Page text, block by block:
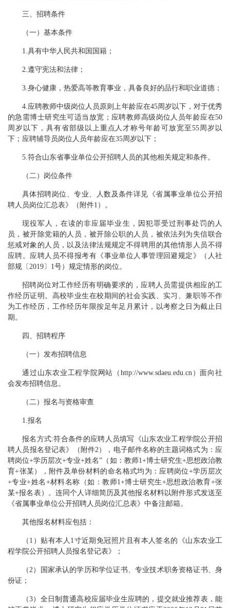
三、招聘条件
（一）基本条件
1.具有中华人民共和国国籍；
2.遵守宪法和法律；
3.身心健康，热爱高等教育事业，具备良好的品行和职业道德；
4.应聘教师中级岗位人员原则上年龄应在45周岁以下，对于优秀
的急需博士研究生可适当放宽；应聘教师高级岗位人员年龄应在50
周岁以下，具有省部级以上重点人才称号年龄可放宽至55周岁以
下；应聘辅导员岗位人员年龄应在35周岁以下；
5.符合山东省事业单位公开招聘人员的其他相关规定和条件。
（二）岗位条件
具体招聘岗位、专业、人数及条件详见《省属事业单位公开招
聘人员岗位汇总表》（附件1）。
现役军人，在读的非应届毕业生，因犯罪受过刑事处罚的人
员，被开除党籍的人员，被开除公职的人员，被依法列为失信联合
惩戒对象的人员，以及法律法规规定不得聘用的其他情形人员不得
应聘。应聘人员不得报考有《事业单位人事管理回避规定》（人社
部规〔2019〕1号）规定情形的岗位。
招聘岗位对工作经历有明确要求的，应聘人员需提供相应的工
作经历证明。高校毕业生在校期间的社会实践、实习、兼职等不作
为工作经历，工作经历年限按足年足月累计，以考察之日为截止日
期。
四、招聘程序
（一）发布招聘信息
通过山东农业工程学院网站（http://www.sdaeu.edu.cn）面向社
会发布招聘信息。
（二）报名与资格审查
1.报名
报名方式:符合条件的应聘人员填写《山东农业工程学院公开招
聘人员报名登记表》（附件2），电子邮件名称的主题词格式为：应
聘岗位+学历层次+专业+姓名”（如：教师1+博士研究生+思想政治教
育+张某），附件及单份材料的命名格式均为：应聘岗位+学历层次
+专业+姓名+材料名称（如：教师1+博士研究生+思想政治教育+张
某+报名表）。连同个人详细简历及其他报名材料以附件形式发送至
《省属事业单位公开招聘人员岗位汇总表》中备注邮箱。
其他报名材料应包括：
（1）贴有本人1寸近期免冠照片且有本人签名的《山东农业工
程学院公开招聘人员报名登记表》；
（2）国家承认的学历和学位证书、专业技术职务资格证书、身
份证；
（3）全日制普通高校应届毕业生应聘的，提交就业推荐表，能